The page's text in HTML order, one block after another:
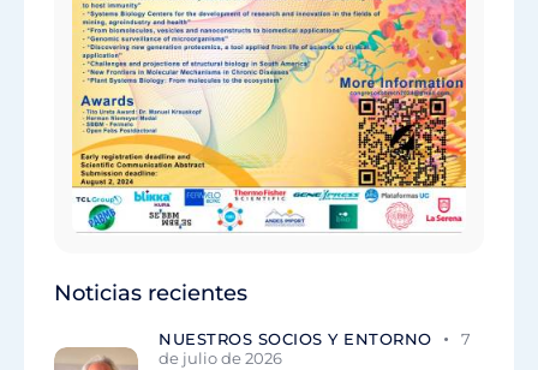
Noticias recientes
NUESTROS SOCIOS Y ENTORNO
7
de julio de 2026